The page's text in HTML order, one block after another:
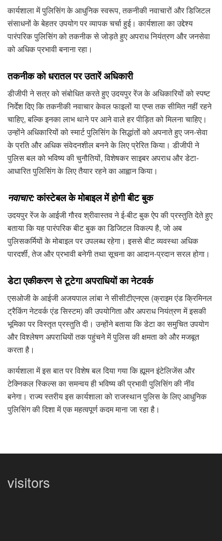
कार्यशाला में पुलिसिंग के आधुनिक स्वरूप, तकनीकी नवाचारों और डिजिटल
संसाधनों के बेहतर उपयोग पर व्यापक चर्चा हुई। कार्यशाला का उद्देश्य
पारंपरिक पुलिसिंग को तकनीक से जोड़ते हुए अपराध नियंत्रण और जनसेवा
को अधिक प्रभावी बनाना रहा।
तकनीक को धरातल पर उतारें अधिकारी
डीजीपी ने सत्र को संबोधित करते हुए उदयपुर रेंज के अधिकारियों को स्पष्ट
निर्देश दिए कि तकनीकी नवाचार केवल फाइलों या एप्स तक सीमित नहीं रहने
चाहिए, बल्कि इनका लाभ थाने पर आने वाले हर पीड़ित को मिलना चाहिए।
उन्होंने अधिकारियों को स्मार्ट पुलिसिंग के सिद्धांतों को अपनाते हुए जन-सेवा
के प्रति और अधिक संवेदनशील बनने के लिए प्रेरित किया। डीजीपी ने
पुलिस बल को भविष्य की चुनौतियों, विशेषकर साइबर अपराध और डेटा-
आधारित पुलिसिंग के लिए तैयार रहने का आह्वान किया।
नवाचार:कांस्टेबल के मोबाइल में होगी बीट बुक
उदयपुर रेंज के आईजी गौरव श्रीवास्तव ने ई-बीट बुक ऐप की प्रस्तुति देते हुए
बताया कि यह पारंपरिक बीट बुक का डिजिटल विकल्प है, जो अब
पुलिसकर्मियों के मोबाइल पर उपलब्ध रहेगा। इससे बीट व्यवस्था अधिक
पारदर्शी, तेज और प्रभावी बनेगी तथा सूचना का आदान-प्रदान सरल होगा।
डेटा एकीकरण से टूटेगा अपराधियों का नेटवर्क
एसओजी के आईजी अजयपाल लांबा ने सीसीटीएनएस (क्राइम एंड क्रिमिनल
ट्रैकिंग नेटवर्क एंड सिस्टम) की उपयोगिता और अपराध नियंत्रण में इसकी
भूमिका पर विस्तृत प्रस्तुति दी। उन्होंने बताया कि डेटा का समुचित उपयोग
और विश्लेषण अपराधियों तक पहुंचने में पुलिस की क्षमता को और मजबूत
करता है।
कार्यशाला में इस बात पर विशेष बल दिया गया कि ह्यूमन इंटेलिजेंस और
टेक्निकल स्किल्स का समन्वय ही भविष्य की प्रभावी पुलिसिंग की नींव
बनेगा। राज्य स्तरीय इस कार्यशाला को राजस्थान पुलिस के लिए आधुनिक
पुलिसिंग की दिशा में एक महत्वपूर्ण कदम माना जा रहा है।
visitors